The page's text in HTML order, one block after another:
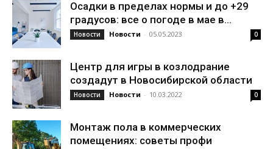
Осадки в пределах нормы и до +29
градусов: все о погоде в мае в...
Новости Новости - 05.05.2023 0
Центр для игры в козлодрание
создадут в Новосибирской области
Новости Новости - 10.03.2022 0
Монтаж пола в коммерческих
помещениях: советы профи